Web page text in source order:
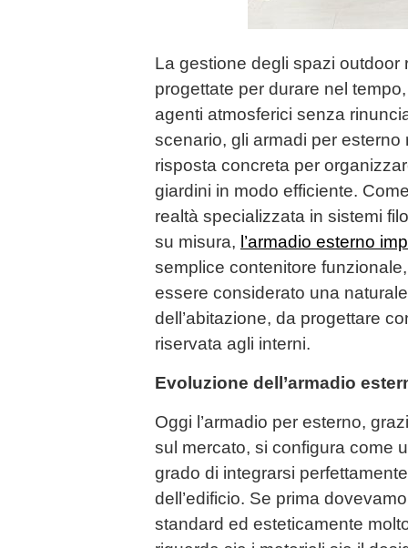
La gestione degli spazi outdoor
progettate per durare nel
agenti atmosferici senza
scenario, gli armadi per
risposta concreta per
giardini in modo efficiente.
realtà specializzata in sistemi
su misura, l’armadio esterno
semplice contenitore
essere considerato una
dell’abitazione, da progettare
riservata agli interni.
Evoluzione dell’armadio
Oggi l’armadio per esterno,
sul mercato, si configura come
grado di integrarsi
dell’edificio. Se prima
standard ed esteticamente